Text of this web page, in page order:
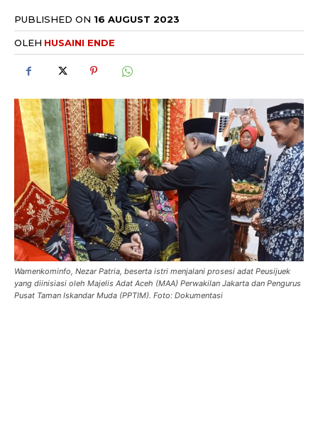
PUBLISHED ON 16 AUGUST 2023
OLEH HUSAINI ENDE
Wamenkominfo, Nezar Patria, beserta istri menjalani prosesi adat Peusijuek
yang diinisiasi oleh Majelis Adat Aceh (MAA) Perwakilan Jakarta dan Pengurus
Pusat Taman Iskandar Muda (PPTIM). Foto: Dokumentasi